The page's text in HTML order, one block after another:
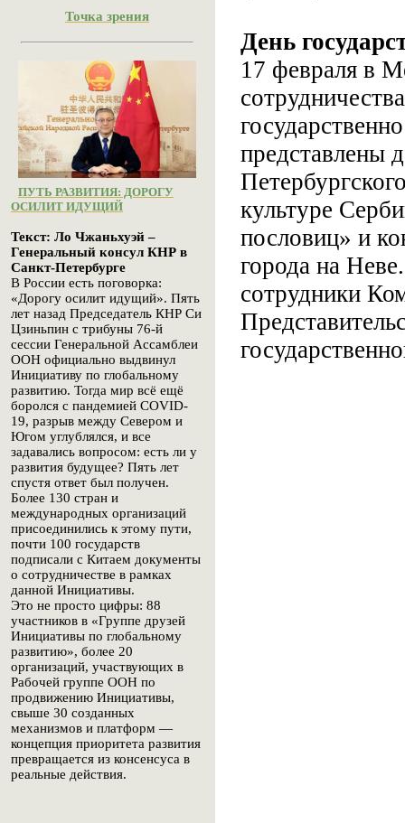
Точка зрения
ПУТЬ РАЗВИТИЯ: ДОРОГУ
ОСИЛИТ ИДУЩИЙ
Текст: Ло Чжаньхуэй –
Генеральный консул КНР в
Санкт-Петербурге
В России есть поговорка:
«Дорогу осилит идущий». Пять
лет назад Председатель КНР Си
Цзиньпин с трибуны 76-й
сессии Генеральной Ассамблеи
ООН официально выдвинул
Инициативу по глобальному
развитию. Тогда мир всё ещё
боролся с пандемией COVID-
19, разрыв между Севером и
Югом углублялся, и все
задавались вопросом: есть ли у
развития будущее? Пять лет
спустя ответ был получен.
Более 130 стран и
международных организаций
присоединились к этому пути,
почти 100 государств
подписали с Китаем документы
о сотрудничестве в рамках
данной Инициативы.
Это не просто цифры: 88
участников в «Группе друзей
Инициативы по глобальному
развитию», более 20
организаций, участвующих в
Рабочей группе ООН по
продвижению Инициативы,
свыше 30 созданных
механизмов и платформ —
концепция приоритета развития
превращается из консенсуса в
реальные действия.
День
17 февраля в
представлены
культуре
пословиц» и
города на
сотрудники